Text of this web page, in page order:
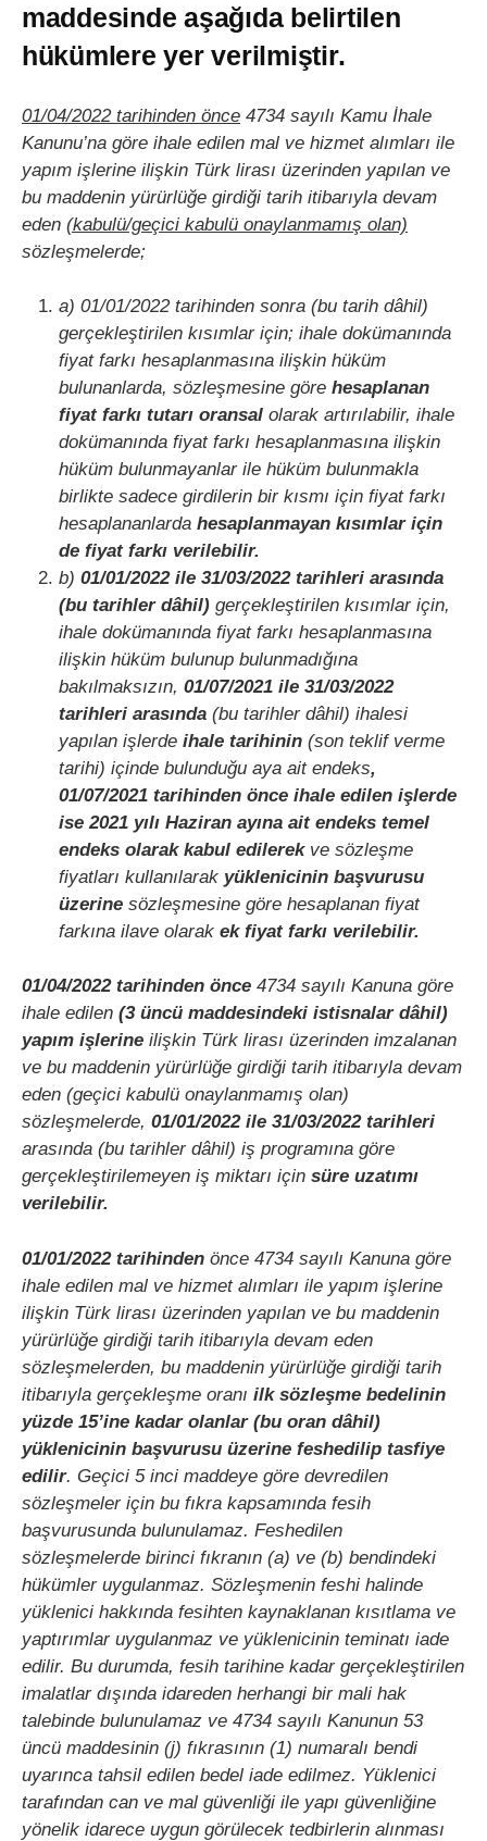
maddesinde aşağıda belirtilen
hükümlere yer verilmiştir.
01/04/2022 tarihinden önce 4734 sayılı Kamu İhale
Kanunu’na göre ihale edilen mal ve hizmet alımları ile
yapım işlerine ilişkin Türk lirası üzerinden yapılan ve
bu maddenin yürürlüğe girdiği tarih itibarıyla devam
eden (kabulü/geçici kabulü onaylanmamış olan)
sözleşmelerde;
a) 01/01/2022 tarihinden sonra (bu tarih dâhil)
gerçekleştirilen kısımlar için; ihale dokümanında
fiyat farkı hesaplanmasına ilişkin hüküm
bulunanlarda, sözleşmesine göre hesaplanan
fiyat farkı tutarı oransalolarak artırılabilir, ihale
dokümanında fiyat farkı hesaplanmasına ilişkin
hüküm bulunmayanlar ile hüküm bulunmakla
birlikte sadece girdilerin bir kısmı için fiyat farkı
hesaplananlarda hesaplanmayan kısımlar için
de fiyat farkı verilebilir.
b) 01/01/2022 ile 31/03/2022 tarihleri arasında
(bu tarihler dâhil)gerçekleştirilen kısımlar için,
ihale dokümanında fiyat farkı hesaplanmasına
ilişkin hüküm bulunup bulunmadığına
bakılmaksızın, 01/07/2021 ile 31/03/2022
tarihleri arasında(bu tarihler dâhil) ihalesi
yapılan işlerde ihale tarihinin(son teklif verme
tarihi) içinde bulunduğu aya ait endeks,
01/07/2021 tarihinden önce ihale edilen işlerde
ise 2021 yılı Haziran ayına ait endeks temel
endeks olarak kabul edilerekve sözleşme
fiyatları kullanılarak yüklenicinin başvurusu
üzerinesözleşmesine göre hesaplanan fiyat
farkına ilave olarak ek fiyat farkı verilebilir.
01/04/2022 tarihinden önce 4734 sayılı Kanuna göre
ihale edilen (3 üncü maddesindeki istisnalar dâhil)
yapım işlerine ilişkin Türk lirası üzerinden imzalanan
ve bu maddenin yürürlüğe girdiği tarih itibarıyla devam
eden (geçici kabulü onaylanmamış olan)
sözleşmelerde, 01/01/2022 ile 31/03/2022 tarihleri
arasında (bu tarihler dâhil) iş programına göre
gerçekleştirilemeyen iş miktarı için süre uzatımı
verilebilir.
01/01/2022 tarihinden önce 4734 sayılı Kanuna göre
ihale edilen mal ve hizmet alımları ile yapım işlerine
ilişkin Türk lirası üzerinden yapılan ve bu maddenin
yürürlüğe girdiği tarih itibarıyla devam eden
sözleşmelerden, bu maddenin yürürlüğe girdiği tarih
itibarıyla gerçekleşme oranı ilk sözleşme bedelinin
yüzde 15’ine kadar olanlar (bu oran dâhil)
yüklenicinin başvurusu üzerine feshedilip tasfiye
edilir. Geçici 5 inci maddeye göre devredilen
sözleşmeler için bu fıkra kapsamında fesih
başvurusunda bulunulamaz. Feshedilen
sözleşmelerde birinci fıkranın (a) ve (b) bendindeki
hükümler uygulanmaz. Sözleşmenin feshi halinde
yüklenici hakkında fesihten kaynaklanan kısıtlama ve
yaptırımlar uygulanmaz ve yüklenicinin teminatı iade
edilir. Bu durumda, fesih tarihine kadar gerçekleştirilen
imalatlar dışında idareden herhangi bir mali hak
talebinde bulunulamaz ve 4734 sayılı Kanunun 53
üncü maddesinin (j) fıkrasının (1) numaralı bendi
uyarınca tahsil edilen bedel iade edilmez. Yüklenici
tarafından can ve mal güvenliği ile yapı güvenliğine
yönelik idarece uygun görülecek tedbirlerin alınması